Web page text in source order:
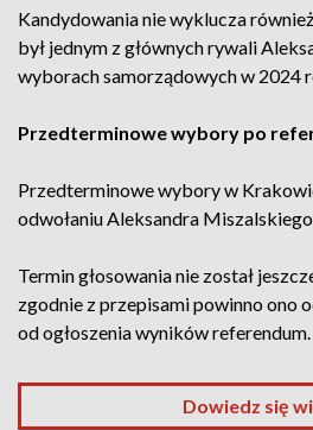
Kandydowania nie wyklucza
był jednym z głównych rywali
wyborach samorządowych w 2024
Przedterminowe wybory po
Przedterminowe wybory w
odwołaniu Aleksandra
Termin głosowania nie został
zgodnie z przepisami powinno ono
od ogłoszenia wyników referendum.
Dowiedz się